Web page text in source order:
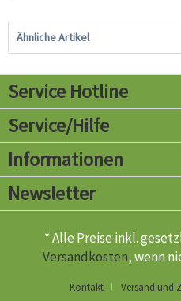
Ähnliche Artikel
Service Hotline
Service/Hilfe
Informationen
Newsletter
* Alle Preise inkl.
Versandkosten, wenn
Kontakt
Versand und